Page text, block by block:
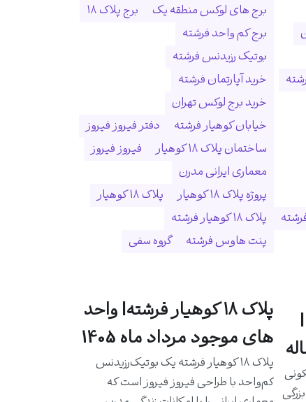
برج های لوکس منطقه یک
برج پلاک ۱۸
برج کم واحد فرشته
بوتیک رزیدنس فرشته
خرید آپارتمان فرشته
خرید برج لوکس تهران
خیابان کوهیار فرشته
دفتر فیروز فیروز
ساختمان پلاک ۱۸ کوهیار
فیروز فیروز
معماری ایرانی مدرن
پروژه پلاک ۱۸ کوهیار
پلاک ۱۸ کوهیار
پلاک ۱۸ کوهیار فرشته
پنت هاوس فرشته
گروه سفی
پلاک ۱۸ کوهیار فرشته| واحد
های موجود مرداد ماه 1405
پلاک ۱۸ کوهیار فرشته یک بوتیک‌رزیدنس
کم‌واحد با طراحی فیروز فیروز است که